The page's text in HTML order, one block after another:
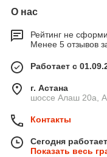
О нас
Рейтинг не
Менее 5 отзывов
Работает с
г. Астана
шоссе Алаш 20а,
Контакты
Сегодня
Показать весь